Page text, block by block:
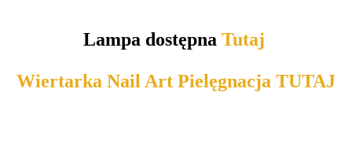
Lampa dostępna Tutaj
Wiertarka Nail Art Pielęgnacja TUTAJ